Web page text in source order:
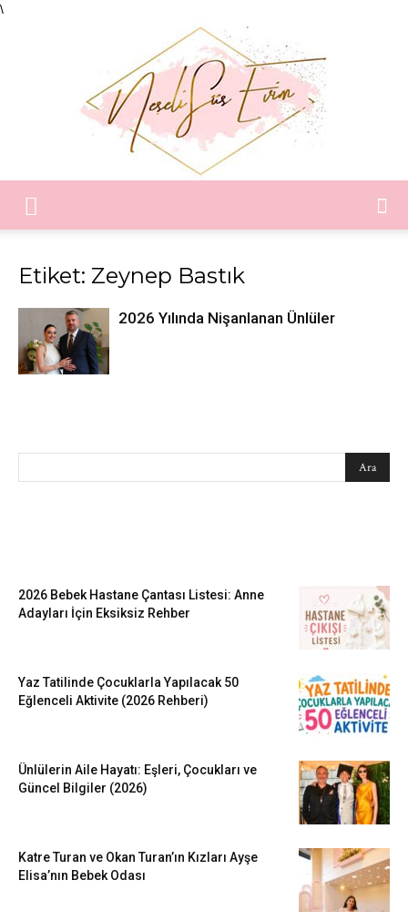
\
Etiket: Zeynep Bastık
2026 Yılında Nişanlanan Ünlüler
2026 Bebek Hastane Çantası Listesi: Anne
Adayları İçin Eksiksiz Rehber
Yaz Tatilinde Çocuklarla Yapılacak 50
Eğlenceli Aktivite (2026 Rehberi)
Ünlülerin Aile Hayatı: Eşleri, Çocukları ve
Güncel Bilgiler (2026)
Katre Turan ve Okan Turan’ın Kızları Ayşe
Elisa’nın Bebek Odası